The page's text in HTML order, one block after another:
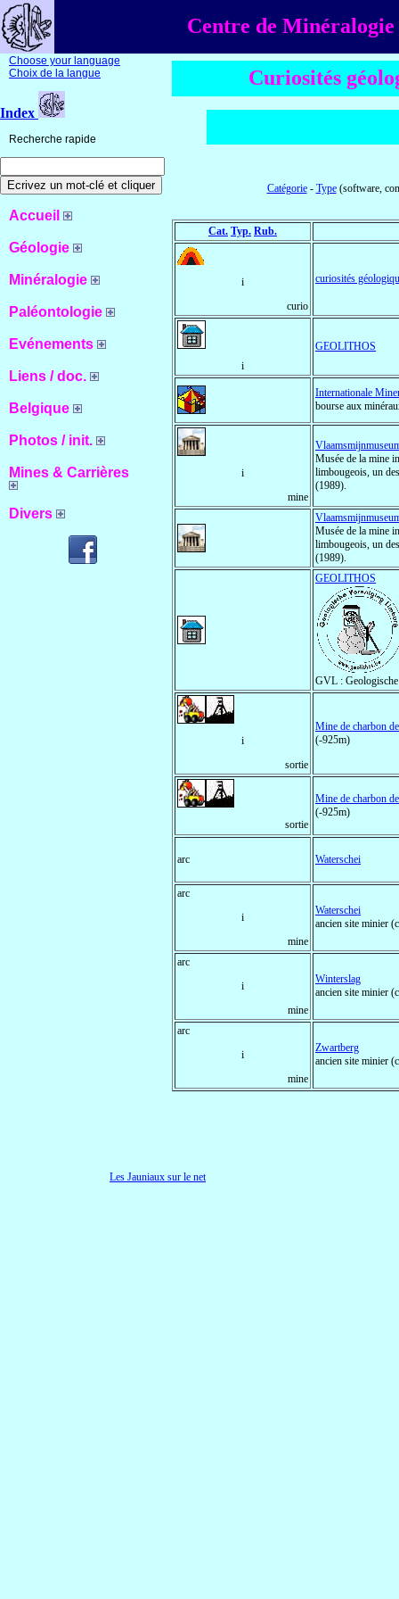
Centre de Minéralogie
Choose your language
Choix de la langue
Index
Recherche rapide
Accueil
Géologie
Minéralogie
Paléontologie
Evénements
Liens / doc.
Belgique
Photos / init.
Mines & Carrières
Divers
Curiosités
Catégorie- Type(software,
Cat. Typ. Rub.
i
curio
curiosités
i
GEOLITHOS
Internationale
bourse aux
i
mine
Musée de la mine
limbougeois, un
(1989).
Musée de la mine
limbougeois, un
(1989).
GEOLITHOS
GVL :
i
sortie
Mine de charbon
(-925m)
sortie
Mine de charbon
(-925m)
arc Waterschei
arc
i
mine
Waterschei
ancien site minier
arc
i
mine
Winterslag
ancien site minier
arc
i
mine
Zwartberg
ancien site minier
Les Jauniaux sur le net